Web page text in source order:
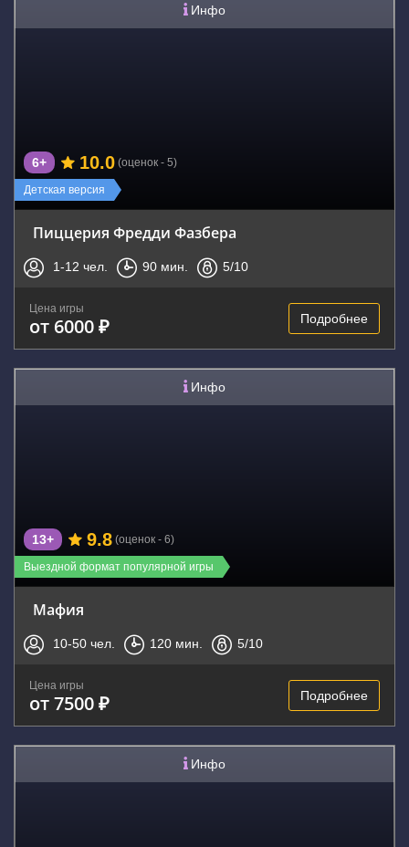
Инфо
Детская версия
6+ 10.0 (оценок - 5)
Пиццерия Фредди Фазбера
1-12 чел. 90 мин. 5/10
Цена игры
от 6000 ₽ Подробнее
Инфо
Выездной формат популярной игры
13+ 9.8 (оценок - 6)
Мафия
10-50 чел. 120 мин. 5/10
Цена игры
от 7500 ₽ Подробнее
Инфо